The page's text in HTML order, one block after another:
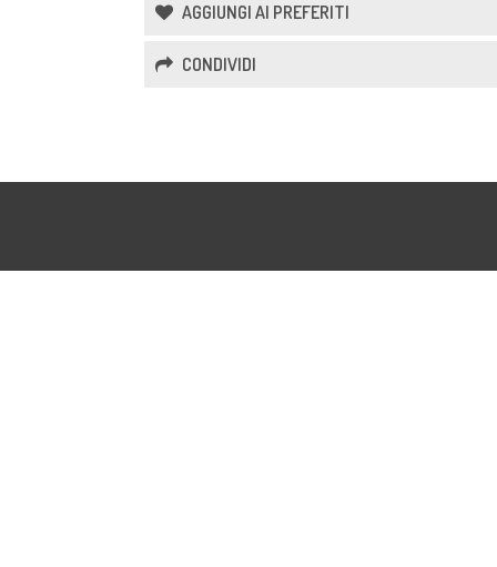
AGGIUNGI AI PREFERITI
CONDIVIDI